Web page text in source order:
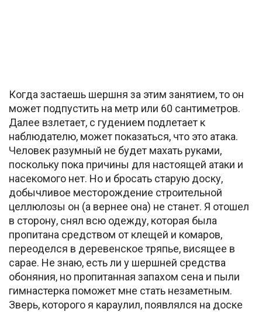
Когда застаешь шершня за этим занятием, то он
может подпустить на метр или 60 сантиметров.
Далее взлетает, с гудением подлетает к
наблюдателю, может показаться, что это атака.
Человек разумный не будет махать руками,
поскольку пока причины для настоящей атаки и
насекомого нет. Но и бросать старую доску,
добычливое месторождение строительной
целлюлозы он (а вернее она) не станет. Я отошел
в сторону, снял всю одежду, которая была
пропитана средством от клещей и комаров,
переоделся в деревенское тряпье, висящее в
сарае. Не знаю, есть ли у шершней средства
обоняния, но пропитанная запахом сена и пыли
гимнастерка поможет мне стать незаметным.
Зверь, которого я караулил, появлялся на доске